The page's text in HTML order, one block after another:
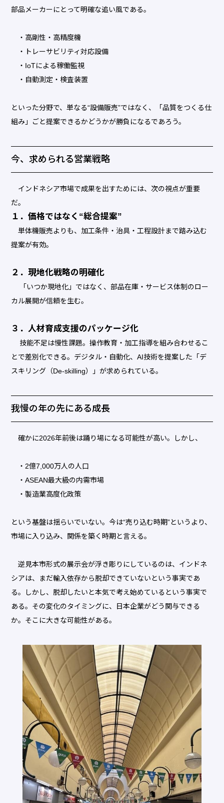
部品メーカーにとって明確な追い風である。
・高剛性・高精度機
・トレーサビリティ対応設備
・IoTによる稼働監視
・自動測定・検査装置
といった分野で、単なる“設備販売”ではなく、「品質をつくる仕
組み」ごと提案できるかどうかが勝負になるであろう。
今、求められる営業戦略
インドネシア市場で成果を出すためには、次の視点が重要
だ。
１．価格ではなく“総合提案”
単体機販売よりも、加工条件・治具・工程設計まで踏み込む
提案が有効。
２．現地化戦略の明確化
「いつか現地化」ではなく、部品在庫・サービス体制のロー
カル展開が信頼を生む。
３．人材育成支援のパッケージ化
技能不足は慢性課題。操作教育・加工指導を組み合わせるこ
とで差別化できる。デジタル・自動化、AI技術を提案した「デ
スキリング（De-skilling）」が求められている。
我慢の年の先にある成長
確かに2026年前後は踊り場になる可能性が高い。しかし、
・2億7,000万人の人口
・ASEAN最大級の内需市場
・製造業高度化政策
という基盤は揺らいでいない。今は“売り込む時期”というより、
市場に入り込み、関係を築く時期と言える。
逆見本市形式の展示会が浮き彫りにしているのは、インドネ
シアは、まだ輸入依存から脱却できていないという事実であ
る。しかし、脱却したいと本気で考え始めているという事実で
ある。その変化のタイミングに、日本企業がどう関与できる
か。そこに大きな可能性がある。